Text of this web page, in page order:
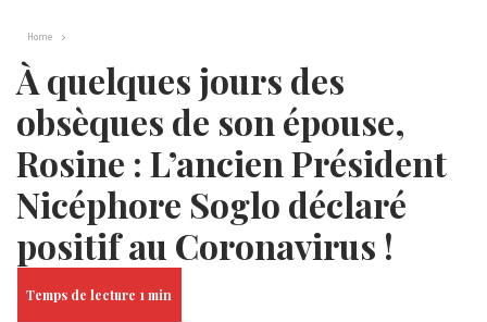
Home
À quelques jours des
obsèques de son épouse,
Rosine : L’ancien Président
Nicéphore Soglo déclaré
positif au Coronavirus !